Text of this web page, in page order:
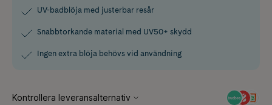
UV-badblöja med justerbar resår
Snabbtorkande material med UV50+ skydd
Ingen extra blöja behövs vid användning